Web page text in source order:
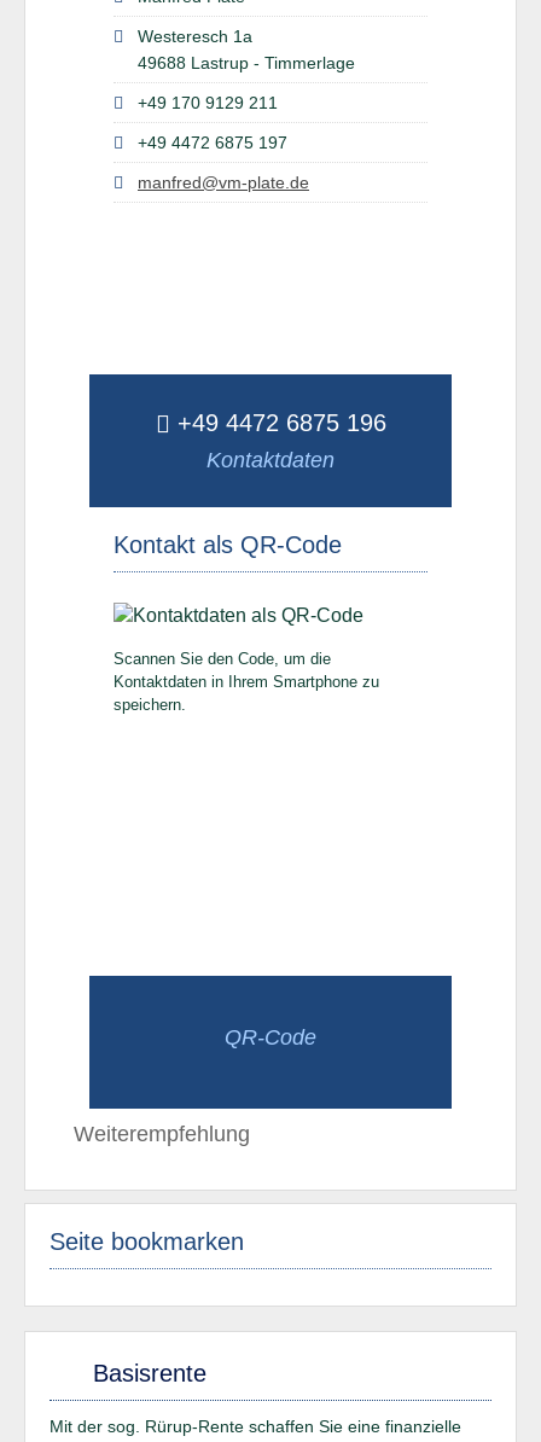
Westeresch 1a
49688 Lastrup - Timmerlage
+49 170 9129 211
+49 4472 6875 197
manfred@vm-plate.de
+49 4472 6875 196
Kontaktdaten
Kontakt als QR-Code
Scannen Sie den Code, um die
Kontaktdaten in Ihrem Smartphone zu
speichern.
QR-Code
Weiterempfehlung
Seite bookmarken
Basisrente
Mit der sog. Rürup-Rente schaffen Sie eine finanzielle